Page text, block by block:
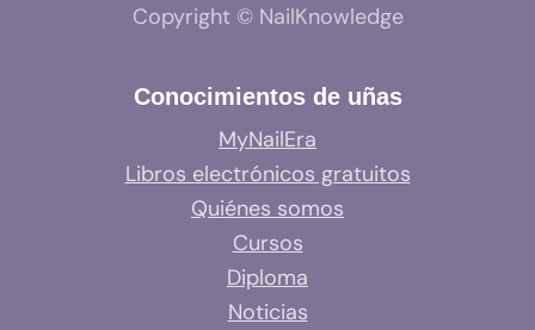
Copyright © NailKnowledge
Conocimientos de uñas
MyNailEra
Libros electrónicos gratuitos
Quiénes somos
Cursos
Diploma
Noticias